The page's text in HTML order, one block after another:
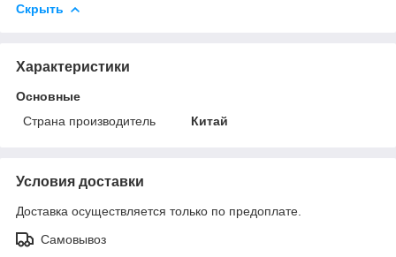
Скрыть
Характеристики
Основные
Страна производитель
Китай
Условия доставки
Доставка осуществляется только по предоплате.
Самовывоз